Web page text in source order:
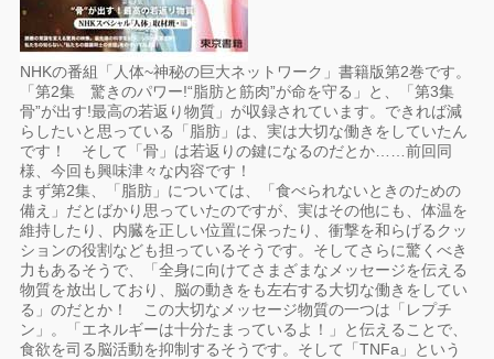
NHKの番組「人体~神秘の巨大ネットワーク」書籍版第2巻です。
「第2集 驚きのパワー!“脂肪と筋肉”が命を守る」と、「第3集
骨”が出す!最高の若返り物質」が収録されています。できれば減
らしたいと思っている「脂肪」は、実は大切な働きをしていたん
です！ そして「骨」は若返りの鍵になるのだとか……前回同
様、今回も興味津々な内容です！
まず第2集、「脂肪」については、「食べられないときのための
備え」だとばかり思っていたのですが、実はその他にも、体温を
維持したり、内臓を正しい位置に保ったり、衝撃を和らげるクッ
ションの役割なども担っているそうです。そしてさらに驚くべき
力もあるそうで、「全身に向けてさまざまなメッセージを伝える
物質を放出しており、脳の動きをも左右する大切な働きをしてい
る」のだとか！ この大切なメッセージ物質の一つは「レプチ
ン」。「エネルギーは十分たまっているよ！」と伝えることで、
食欲を司る脳活動を抑制するそうです。そして「TNFa」という